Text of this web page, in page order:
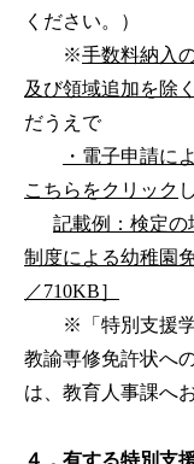
ください。）
※手数料納入
及び領域追加を除
だうえで
・電子申請に
こちらをクリック
記載例：検定
制度による幼稚園
／710KB］
※「特別支援学
教諭専修免許状へ
は、教育人事課へ